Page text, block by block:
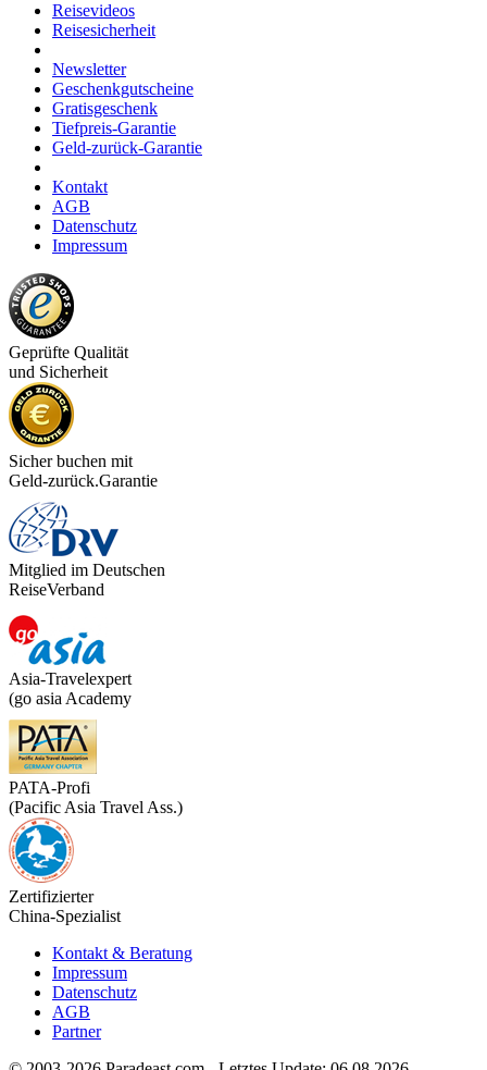
Reisevideos
Reisesicherheit
Newsletter
Geschenkgutscheine
Gratisgeschenk
Tiefpreis-Garantie
Geld-zurück-Garantie
Kontakt
AGB
Datenschutz
Impressum
Geprüfte Qualität
und Sicherheit
Sicher buchen mit
Geld-zurück.Garantie
Mitglied im Deutschen
ReiseVerband
Asia-Travelexpert
(go asia Academy
PATA-Profi
(Pacific Asia Travel Ass.)
Zertifizierter
China-Spezialist
Kontakt & Beratung
Impressum
Datenschutz
AGB
Partner